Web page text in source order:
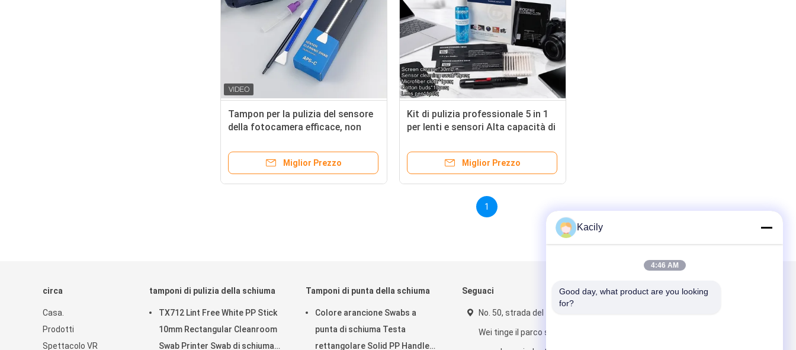
Tampon per la pulizia del sensore
della fotocamera efficace, non
DSLR APS-C, senza lanugine
Miglior Prezzo
Kit di pulizia professionale 5 in 1
per lenti e sensori Alta capacità di
liquidi e tamponi per sensori
Miglior Prezzo
1
circa
Casa.
Prodotti
Spettacolo VR
tamponi di pulizia della schiuma
TX712 Lint Free White PP Stick
10mm Rectangular Cleanroom
Swab Printer Swab di schiuma
Tamponi di punta della schiuma
Colore arancione Swabs a
punta di schiuma Testa
rettangolare Solid PP Handle
Seguaci
No. 50, strada del tonghe,
Wei tinge il parco scientifico,
Scrivici
Kacily
4:46 AM
Good day, what product are you looking
for?